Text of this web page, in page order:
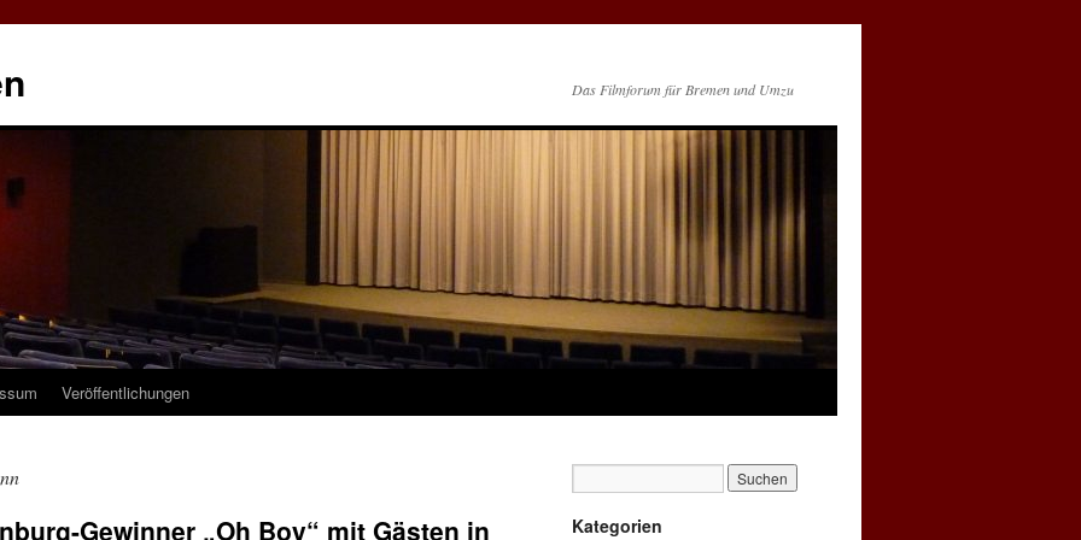
Das Filmforum für Bremen und Umzu
Veröffentlichungen
Gewinner „Oh Boy“ mit Gästen in
Kategorien